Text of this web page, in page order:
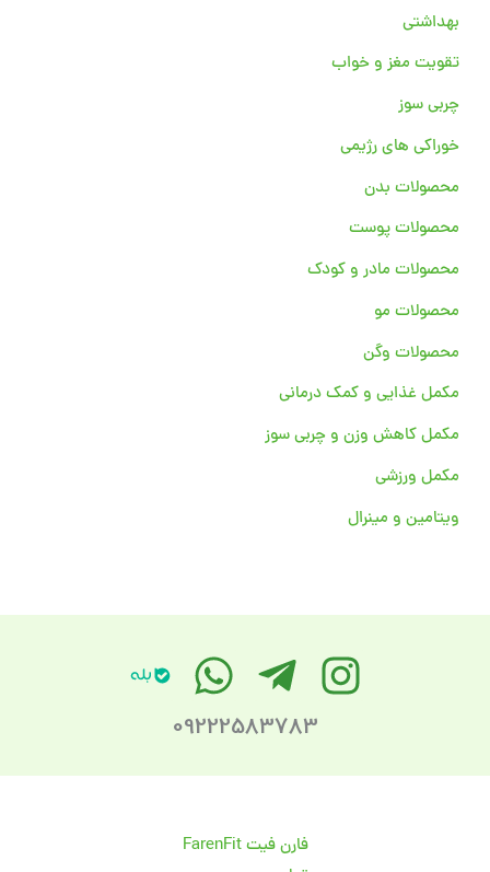
بهداشتی
تقویت مغز و خواب
چربی سوز
خوراکی های رژیمی
محصولات بدن
محصولات پوست
محصولات مادر و کودک
محصولات مو
محصولات وگن
مکمل غذایی و کمک درمانی
مکمل کاهش وزن و چربی سوز
مکمل ورزشی
ویتامین و مینرال
09222583783
فارن فیت FarenFit